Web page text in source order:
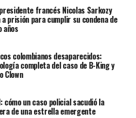
francés Nicolas Sarkozy
prisión para cumplir su condena de
años
colombianos desaparecidos:
completa del caso de B-King y
Clown
cómo un caso policial sacudió la
de una estrella emergente